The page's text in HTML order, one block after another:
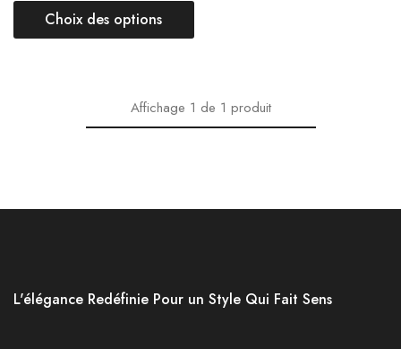
Choix des options
Affichage 1 de 1 produit
L'élégance Redéfinie Pour un Style Qui Fait Sens